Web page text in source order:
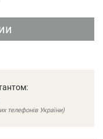
телефонів України)